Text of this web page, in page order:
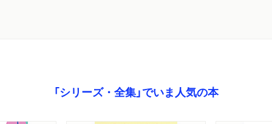
「シリーズ・全集」でいま人気の本